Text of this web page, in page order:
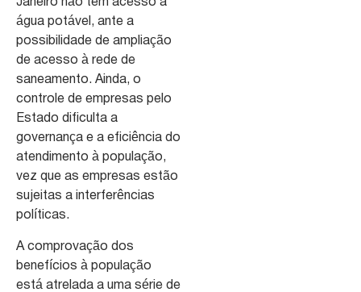
Janeiro não tem acesso a
água potável, ante a
possibilidade de ampliação
de acesso à rede de
saneamento. Ainda, o
controle de empresas pelo
Estado dificulta a
governança e a eficiência do
atendimento à população,
vez que as empresas estão
sujeitas a interferências
políticas.
A comprovação dos
benefícios à população
está atrelada a uma série de